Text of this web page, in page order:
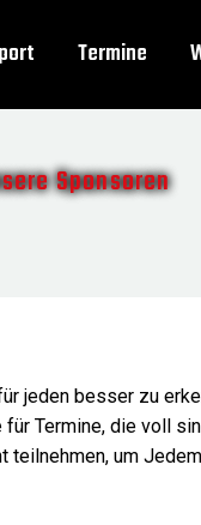
Termine
Sponsoren
jeden besser zu
Termine, die voll
teilnehmen, um